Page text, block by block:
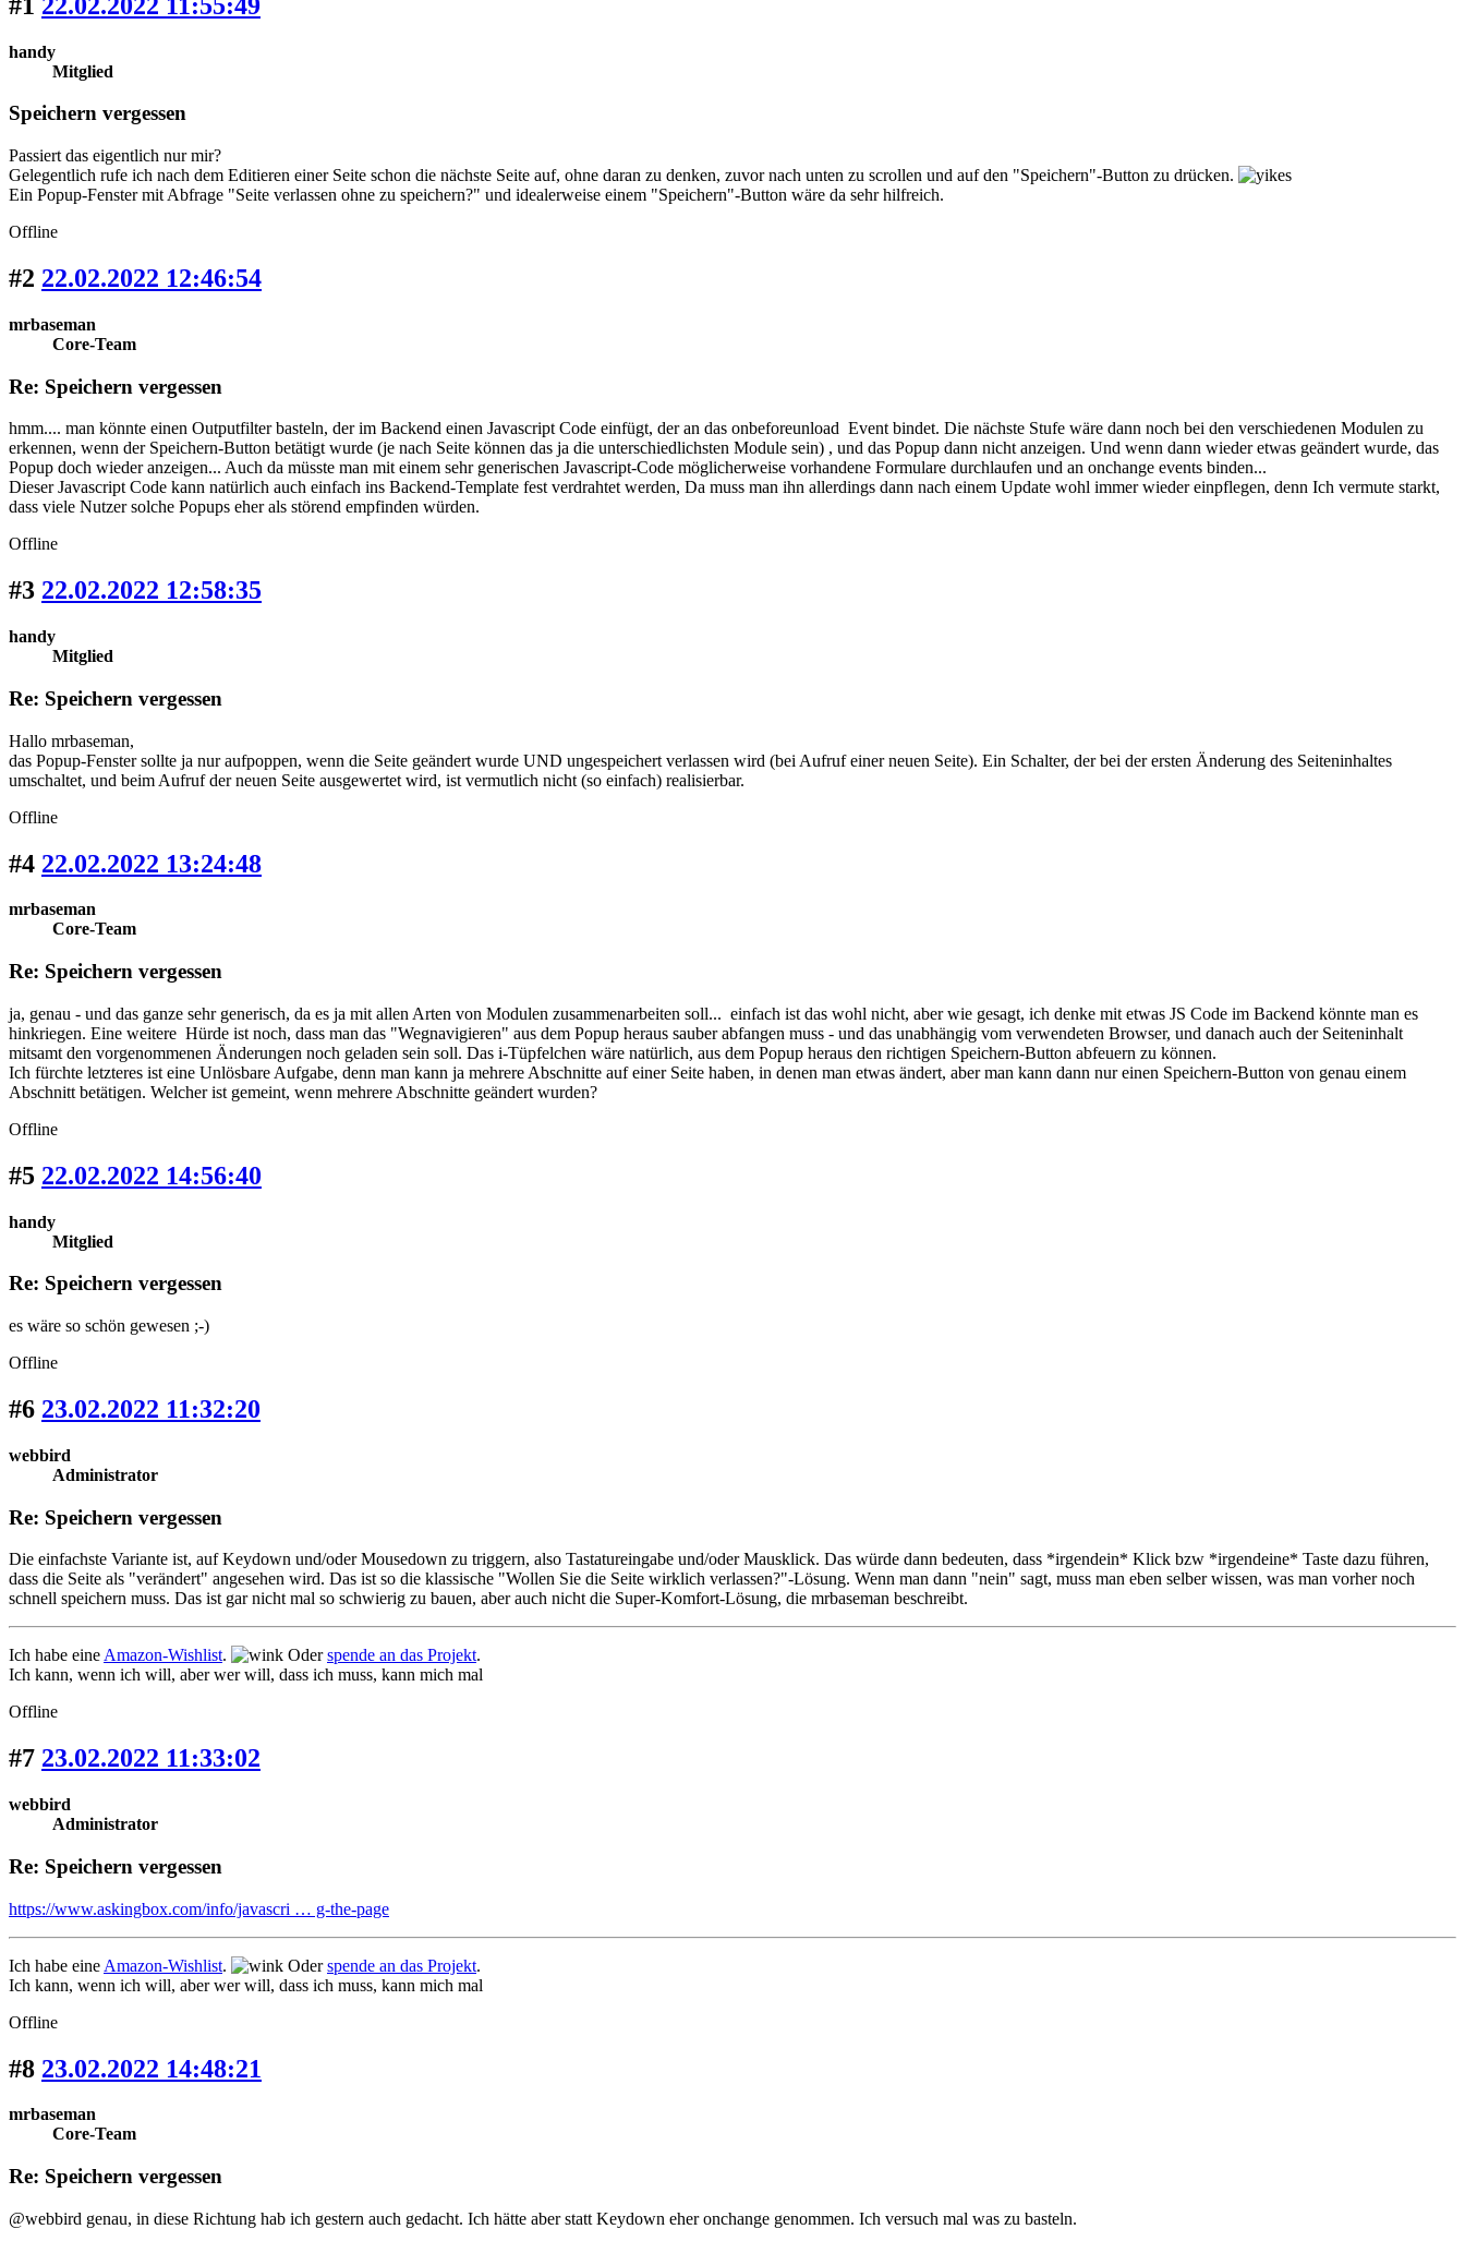
handy
Mitglied
Speichern vergessen
Passiert das eigentlich nur mir?
Gelegentlich rufe ich nach dem Editieren einer Seite schon die nächste Seite auf, ohne daran zu denken, zuvor nach unten zu scrollen und auf den "Speichern"-Button zu drücken.
Ein Popup-Fenster mit Abfrage "Seite verlassen ohne zu speichern?" und idealerweise einem "Speichern"-Button wäre da sehr hilfreich.
Offline
#2 22.02.2022 12:46:54
mrbaseman
Core-Team
Re: Speichern vergessen
hmm.... man könnte einen Outputfilter basteln, der im Backend einen Javascript Code einfügt, der an das onbeforeunload Event bindet. Die nächste Stufe wäre dann noch bei den verschiedenen Modulen zu
erkennen, wenn der Speichern-Button betätigt wurde (je nach Seite können das ja die unterschiedlichsten Module sein) , und das Popup dann nicht anzeigen. Und wenn dann wieder etwas geändert wurde, das
Popup doch wieder anzeigen... Auch da müsste man mit einem sehr generischen Javascript-Code möglicherweise vorhandene Formulare durchlaufen und an onchange events binden...
Dieser Javascript Code kann natürlich auch einfach ins Backend-Template fest verdrahtet werden, Da muss man ihn allerdings dann nach einem Update wohl immer wieder einpflegen, denn Ich vermute starkt,
dass viele Nutzer solche Popups eher als störend empfinden würden.
Offline
#3 22.02.2022 12:58:35
handy
Mitglied
Re: Speichern vergessen
Hallo mrbaseman,
das Popup-Fenster sollte ja nur aufpoppen, wenn die Seite geändert wurde UND ungespeichert verlassen wird (bei Aufruf einer neuen Seite). Ein Schalter, der bei der ersten Änderung des Seiteninhaltes
umschaltet, und beim Aufruf der neuen Seite ausgewertet wird, ist vermutlich nicht (so einfach) realisierbar.
Offline
#4 22.02.2022 13:24:48
mrbaseman
Core-Team
Re: Speichern vergessen
ja, genau - und das ganze sehr generisch, da es ja mit allen Arten von Modulen zusammenarbeiten soll... einfach ist das wohl nicht, aber wie gesagt, ich denke mit etwas JS Code im Backend könnte man es
hinkriegen. Eine weitere Hürde ist noch, dass man das "Wegnavigieren" aus dem Popup heraus sauber abfangen muss - und das unabhängig vom verwendeten Browser, und danach auch der Seiteninhalt
mitsamt den vorgenommenen Änderungen noch geladen sein soll. Das i-Tüpfelchen wäre natürlich, aus dem Popup heraus den richtigen Speichern-Button abfeuern zu können.
Ich fürchte letzteres ist eine Unlösbare Aufgabe, denn man kann ja mehrere Abschnitte auf einer Seite haben, in denen man etwas ändert, aber man kann dann nur einen Speichern-Button von genau einem
Abschnitt betätigen. Welcher ist gemeint, wenn mehrere Abschnitte geändert wurden?
Offline
#5 22.02.2022 14:56:40
handy
Mitglied
Re: Speichern vergessen
es wäre so schön gewesen ;-)
Offline
#6 23.02.2022 11:32:20
webbird
Administrator
Re: Speichern vergessen
Die einfachste Variante ist, auf Keydown und/oder Mousedown zu triggern, also Tastatureingabe und/oder Mausklick. Das würde dann bedeuten, dass *irgendein* Klick bzw *irgendeine* Taste dazu führen,
dass die Seite als "verändert" angesehen wird. Das ist so die klassische "Wollen Sie die Seite wirklich verlassen?"-Lösung. Wenn man dann "nein" sagt, muss man eben selber wissen, was man vorher noch
schnell speichern muss. Das ist gar nicht mal so schwierig zu bauen, aber auch nicht die Super-Komfort-Lösung, die mrbaseman beschreibt.
Ich habe eine Amazon-Wishlist. Oderspende an das Projekt.
Ich kann, wenn ich will, aber wer will, dass ich muss, kann mich mal
Offline
#7 23.02.2022 11:33:02
webbird
Administrator
Re: Speichern vergessen
https://www.askingbox.com/info/javascri … g-the-page
Ich habe eine Amazon-Wishlist. Oderspende an das Projekt.
Ich kann, wenn ich will, aber wer will, dass ich muss, kann mich mal
Offline
#8 23.02.2022 14:48:21
mrbaseman
Core-Team
Re: Speichern vergessen
@webbird genau, in diese Richtung hab ich gestern auch gedacht. Ich hätte aber statt Keydown eher onchange genommen. Ich versuch mal was zu basteln.